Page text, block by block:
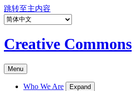
跳转至主内容
Creative Commons
Menu
Who We Are Expand